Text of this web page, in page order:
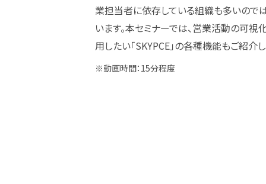
業担当者に依存している組織も多いので
います。本セミナーでは、営業活動の可
用したい「SKYPCE」の各種機能もご紹介し
※動画時間：15分程度